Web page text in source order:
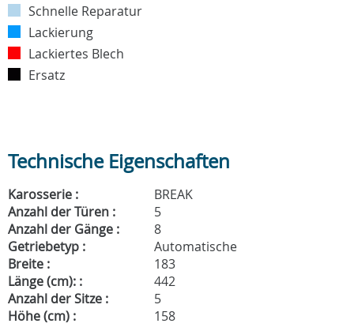
Schnelle Reparatur
Lackierung
Lackiertes Blech
Ersatz
Technische Eigenschaften
Karosserie :
BREAK
Anzahl der Türen :
5
Anzahl der Gänge :
8
Getriebetyp :
Automatische
Breite :
183
Länge (cm): :
442
Anzahl der Sitze :
5
Höhe (cm) :
158